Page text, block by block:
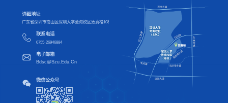
详细地址
广东省深圳市南山区深圳大学沧海校区致真楼10楼
联系电话
0755-26946884
电子邮箱
Bdsc@Szu.Edu.Cn
微信公众号